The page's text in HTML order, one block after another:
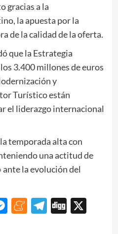
gracias a la
la apuesta por la
de la calidad de la oferta.
que la Estrategia
3.400 millones de euros
y
Turístico están
el liderazgo internacional
temporada alta con
una actitud de
la evolución del
Messenger
Meneame
Telegram
Digg
X